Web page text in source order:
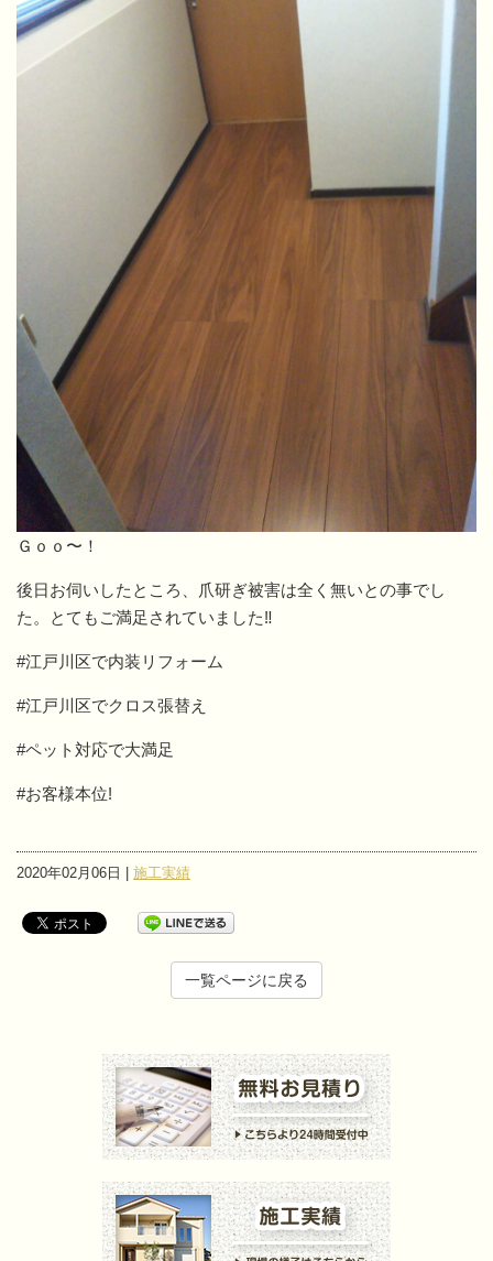
Ｇｏｏ〜！
後日お伺いしたところ、爪研ぎ被害は全く無いとの事でし
た。とてもご満足されていました‼
#江戸川区で内装リフォーム
#江戸川区でクロス張替え
#ペット対応で大満足
#お客様本位!
2020年02月06日 | 施工実績
一覧ページに戻る